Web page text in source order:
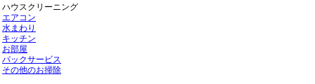
ハウスクリーニング
エアコン
水まわり
キッチン
お部屋
パックサービス
その他のお掃除